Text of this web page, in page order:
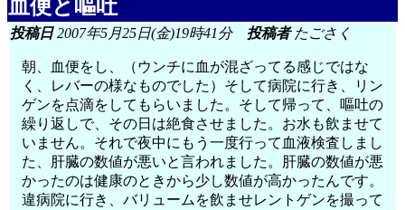
血便と嘔吐
投稿日2007年5月25日(金)19時41分 投稿者たごさく
朝、血便をし、（ウンチに血が混ざってる感じではな
く、レバーの様なものでした）そして病院に行き、リン
ゲンを点滴をしてもらいました。そして帰って、嘔吐の
繰り返しで、その日は絶食させました。お水も飲ませて
いません。それで夜中にもう一度行って血液検査しまし
た、肝臓の数値が悪いと言われました。肝臓の数値が悪
かったのは健康のときから少し数値が高かったんです。
違病院に行き、バリュームを飲ませレントゲンを撮って